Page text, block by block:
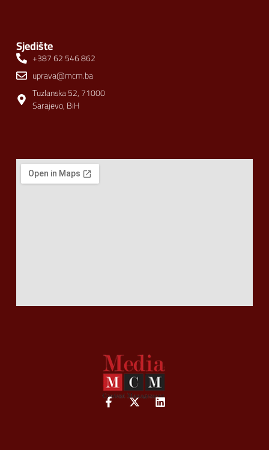
Sjedište
+387 62 546 862
uprava@mcm.ba
Tuzlanska 52, 71000
Sarajevo, BiH